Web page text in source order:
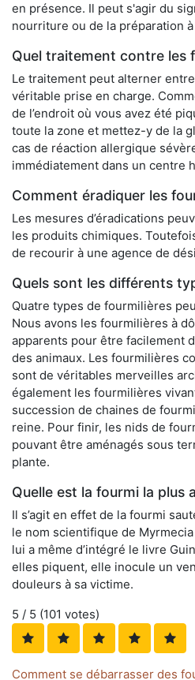
en présence. Il peut s'agir du
nourriture ou de la préparation
Quel traitement contre les
Le traitement peut alterner
véritable prise en charge.
de l’endroit où vous avez été
toute la zone et mettez-y de la
cas de réaction allergique
immédiatement dans un centre
Comment éradiquer les
Les mesures d’éradications
les produits chimiques.
de recourir à une agence de
Quels sont les différents
Quatre types de fourmilières
Nous avons les fourmilières à
apparents pour être facilement
des animaux. Les fourmilières
sont de véritables merveilles
également les fourmilières
succession de chaines de
reine. Pour finir, les nids de
pouvant être aménagés sous
plante.
Quelle est la fourmi la plus
Il s’agit en effet de la fourmi
le nom scientifique de
lui a même d’intégré le livre
elles piquent, elle inocule un
douleurs à sa victime.
5 / 5 (101 votes)
Comment se débarrasser des